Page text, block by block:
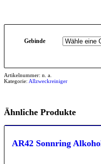
Gebinde
Artikelnummer: n. a.
Kategorie: Allzweckreiniger
Ähnliche Produkte
AR42 Sonnring